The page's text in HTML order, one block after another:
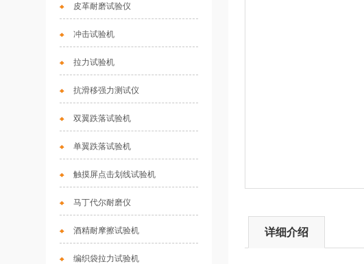
皮革耐磨试验仪
冲击试验机
拉力试验机
抗滑移强力测试仪
双翼跌落试验机
单翼跌落试验机
触摸屏点击划线试验机
马丁代尔耐磨仪
酒精耐摩擦试验机
编织袋拉力试验机
详细介绍